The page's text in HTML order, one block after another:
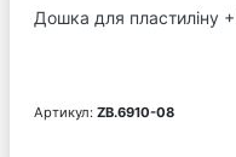
Дошка для пластиліну
Артикул: ZB.6910-08